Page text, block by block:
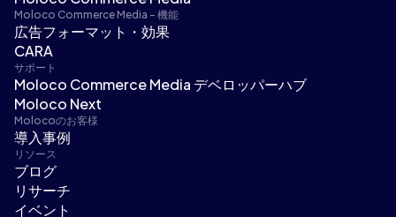
Moloco Commerce Media - 機能
広告フォーマット・効果
CARA
サポート
Moloco Commerce Media デベロッパーハブ
Moloco Next
Molocoのお客様
導入事例
リソース
ブログ
リサーチ
イベント